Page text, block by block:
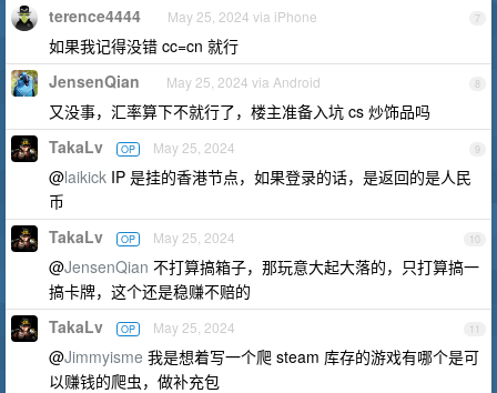
7
terence4444 May 25, 2024 via iPhone
如果我记得没错 cc=cn 就行
8
JensenQian May 25, 2024 via Android
又没事，汇率算下不就行了，楼主准备入坑 cs 炒饰品吗
9
TakaLv OP May 25, 2024
@laikick IP 是挂的香港节点，如果登录的话，是返回的是人民
币
10
TakaLv OP May 25, 2024
@JensenQian 不打算搞箱子，那玩意大起大落的，只打算搞一
搞卡牌，这个还是稳赚不赔的
11
TakaLv OP May 25, 2024
@Jimmyisme 我是想着写一个爬 steam 库存的游戏有哪个是可
以赚钱的爬虫，做补充包